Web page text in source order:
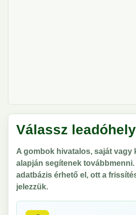
Válassz
A gombok hivatalos, saját vagy
alapján segítenek
adatbázis érhető el, ott a
jelezzük.